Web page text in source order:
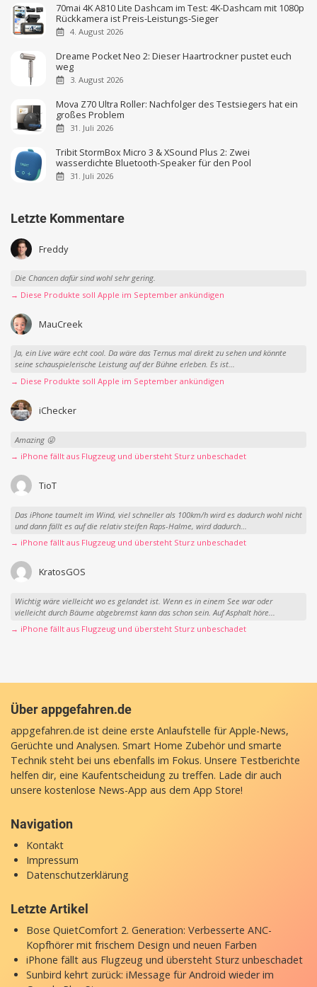
70mai 4K A810 Lite Dashcam im Test: 4K-Dashcam mit 1080p
Rückkamera ist Preis-Leistungs-Sieger
4. August 2026
Dreame Pocket Neo 2: Dieser Haartrockner pustet euch
weg
3. August 2026
Mova Z70 Ultra Roller: Nachfolger des Testsiegers hat ein
großes Problem
31. Juli 2026
Tribit StormBox Micro 3 & XSound Plus 2: Zwei
wasserdichte Bluetooth-Speaker für den Pool
31. Juli 2026
Letzte Kommentare
Freddy
Die Chancen dafür sind wohl sehr gering.
→ Diese Produkte soll Apple im September ankündigen
MauCreek
Ja, ein Live wäre echt cool. Da wäre das Ternus mal direkt zu sehen und könnte
seine schauspielerische Leistung auf der Bühne erleben. Es ist...
→ Diese Produkte soll Apple im September ankündigen
iChecker
Amazing 😜
→ iPhone fällt aus Flugzeug und übersteht Sturz unbeschadet
TioT
Das iPhone taumelt im Wind, viel schneller als 100km/h wird es dadurch wohl nicht
und dann fällt es auf die relativ steifen Raps-Halme, wird dadurch...
→ iPhone fällt aus Flugzeug und übersteht Sturz unbeschadet
KratosGOS
Wichtig wäre vielleicht wo es gelandet ist. Wenn es in einem See war oder
vielleicht durch Bäume abgebremst kann das schon sein. Auf Asphalt höre...
→ iPhone fällt aus Flugzeug und übersteht Sturz unbeschadet
Über appgefahren.de
appgefahren.de ist deine erste Anlaufstelle für Apple-News,
Gerüchte und Analysen. Smart Home Zubehör und smarte
Technik steht bei uns ebenfalls im Fokus. Unsere Testberichte
helfen dir, eine Kaufentscheidung zu treffen. Lade dir auch
unsere kostenlose News-App aus dem App Store!
Navigation
Kontakt
Impressum
Datenschutzerklärung
Letzte Artikel
Bose QuietComfort 2. Generation: Verbesserte ANC-
Kopfhörer mit frischem Design und neuen Farben
iPhone fällt aus Flugzeug und übersteht Sturz unbeschadet
Sunbird kehrt zurück: iMessage für Android wieder im